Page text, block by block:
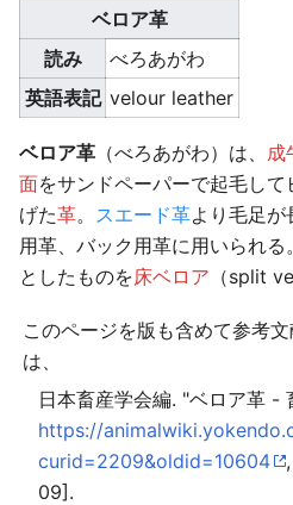
ベロア革
読み
べろあがわ
英語表記 velour leather
ベロア革 （べろあがわ）は、 成
面をサンドペーパーで起毛し
げた革。 スエード革より毛足
用革、バック用革に用いられる。
としたものを床ベロア （split
このページを版も含めて参考
は、
日本畜産学会編. "ベロア革 -
https://
curid=2209&oldid=10604
09].